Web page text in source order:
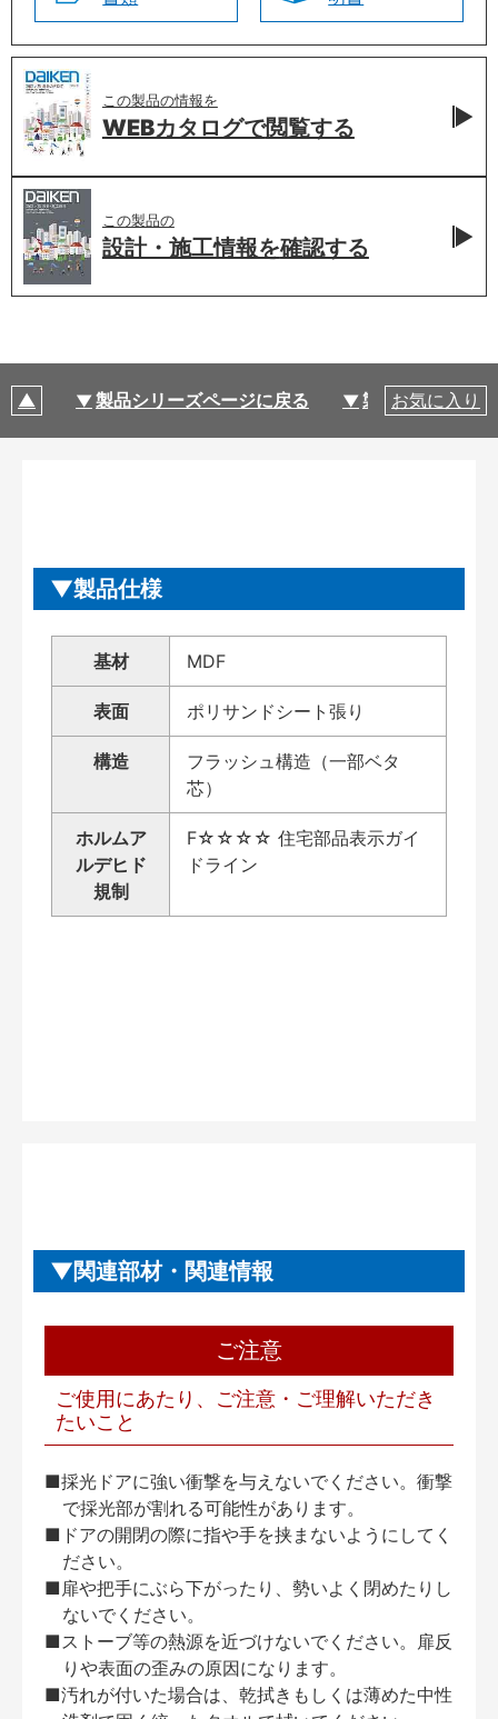
この製品の情報を
WEBカタログで閲覧する
この製品の
設計・施工情報を確認する
製品シリーズページに戻る 製品仕様
お気に入り
製品仕様
基材 MDF
表面 ポリサンドシート張り
構造
フラッシュ構造（一部ベタ
芯）
ホルムア
ルデヒド
規制
F☆☆☆☆ 住宅部品表示ガイ
ドライン
関連部材・関連情報
ご注意
ご使用にあたり、ご注意・ご理解いただき
たいこと
■採光ドアに強い衝撃を与えないでください。衝撃
で採光部が割れる可能性があります。
■ドアの開閉の際に指や手を挟まないようにしてく
ださい。
■扉や把手にぶら下がったり、勢いよく閉めたりし
ないでください。
■ストーブ等の熱源を近づけないでください。扉反
りや表面の歪みの原因になります。
■汚れが付いた場合は、乾拭きもしくは薄めた中性